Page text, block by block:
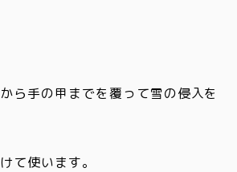
ら手の甲までを覆って雪の侵入を
て使います。